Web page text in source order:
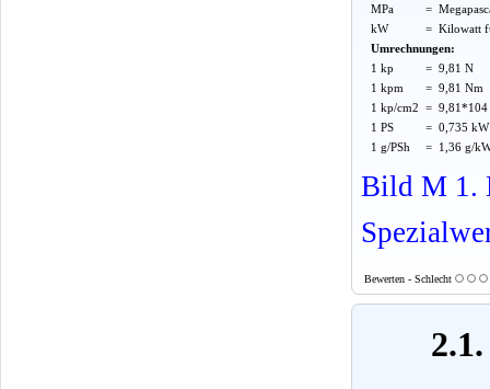
MPa
=
kW
= Kilowatt
Umrechnungen:
1 kp
= 9,81 N
1 kpm
= 9,81 Nm
1 kp/cm2 = 9,81*104
1 PS
= 0,735 kW
1 g/PSh
= 1,36 g/
Bild M 1.
Bewerten - Schlecht